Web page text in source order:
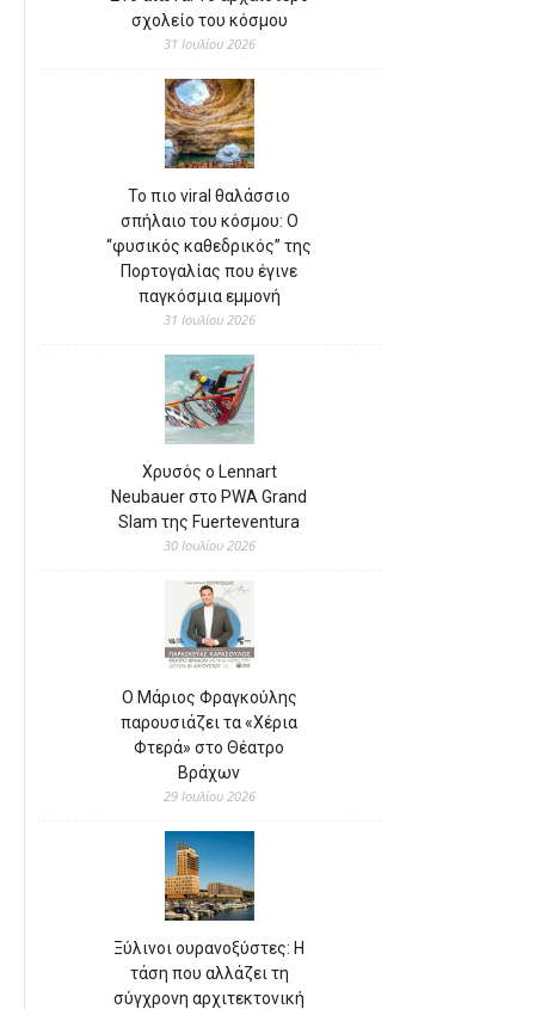
σχολείο του κόσμου
31 Ιουλίου 2026
Το πιο viral θαλάσσιο
σπήλαιο του κόσμου: Ο
“φυσικός καθεδρικός” της
Πορτογαλίας που έγινε
παγκόσμια εμμονή
31 Ιουλίου 2026
Χρυσός ο Lennart
Neubauer στο PWA Grand
Slam της Fuerteventura
30 Ιουλίου 2026
Ο Μάριος Φραγκούλης
παρουσιάζει τα «Χέρια
Φτερά» στο Θέατρο
Βράχων
29 Ιουλίου 2026
Ξύλινοι ουρανοξύστες: Η
τάση που αλλάζει τη
σύγχρονη αρχιτεκτονική